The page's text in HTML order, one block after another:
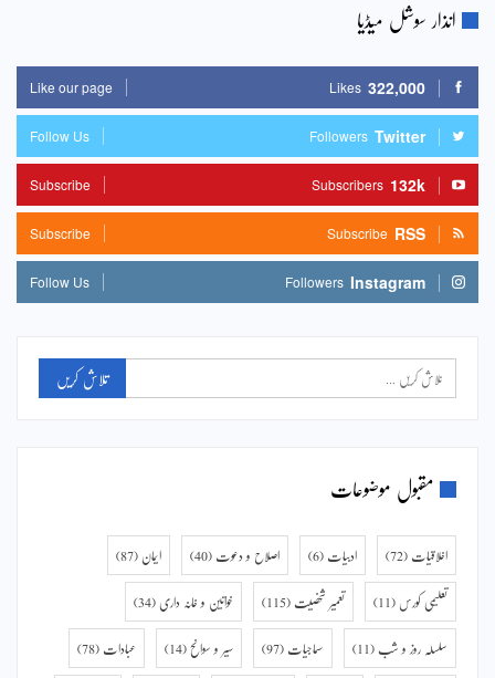
انذار سوشل میڈیا
322,000
Likes
Like our page
Twitter
Followers
Follow Us
132k
Subscribers
Subscribe
RSS
Subscribe
Subscribe
Instagram
Followers
Follow Us
مقبول موضوعات
اخلاقیات (72) ادبیات (6) اصلاح و دعوت (40) ایمان (87)
تعلیمی کورس (11) تعمیر شخصیت (115) خواتین و خانہ داری (34)
سلسلہ روز و شب (11) سماجیات (97) سیر و سوانح (14) عبادات (78)